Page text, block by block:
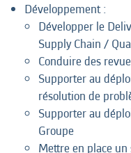
Développement :
Développer le
Supply Chain /
Conduire des
Supporter au
résolution de
Supporter au
Groupe
Mettre en place